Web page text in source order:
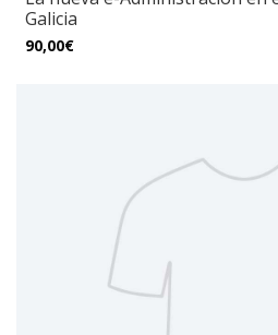
Galicia
90,00€